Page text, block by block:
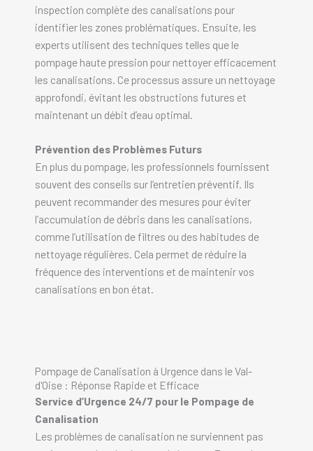
inspection complète des canalisations pour
identifier les zones problématiques. Ensuite, les
experts utilisent des techniques telles que le
pompage haute pression pour nettoyer efficacement
les canalisations. Ce processus assure un nettoyage
approfondi, évitant les obstructions futures et
maintenant un débit d’eau optimal.
Prévention des Problèmes Futurs
En plus du pompage, les professionnels fournissent
souvent des conseils sur l’entretien préventif. Ils
peuvent recommander des mesures pour éviter
l’accumulation de débris dans les canalisations,
comme l’utilisation de filtres ou des habitudes de
nettoyage régulières. Cela permet de réduire la
fréquence des interventions et de maintenir vos
canalisations en bon état.
Pompage de Canalisation à Urgence dans le Val-
d'Oise : Réponse Rapide et Efficace
Service d’Urgence 24/7 pour le Pompage de
Canalisation
Les problèmes de canalisation ne surviennent pas